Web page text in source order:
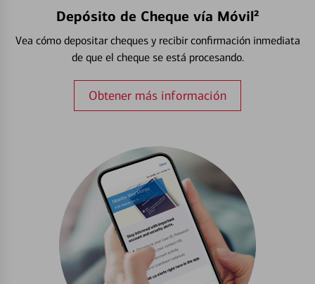
Depósito de Cheque vía Móvil²
Vea cómo depositar cheques y recibir confirmación inmediata
de que el cheque se está procesando.
Obtener más información